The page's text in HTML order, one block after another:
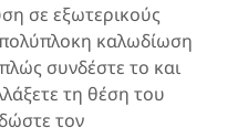
σε εξωτερικούς
καλωδίωση
συνδέστε το και
τη θέση του
τον